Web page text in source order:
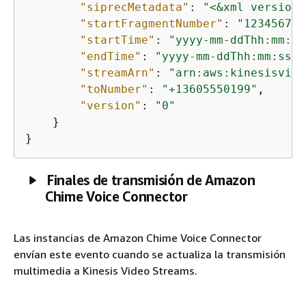
"siprecMetadata" :
"<&xml
"startFragmentNumber" :
"startTime" :
"yyyy-mm-
"endTime" : "yyyy-mm-ddThh:mm:ssZ"
"streamArn" :
"toNumber" : "+13605550199" ,
"version" :
"0"
    }
}
Finales de transmisión de Amazon
Chime Voice Connector
Las instancias de Amazon Chime Voice Connector
envían este evento cuando se actualiza la transmisión
multimedia a Kinesis Video Streams.